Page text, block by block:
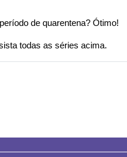
de quarentena? Ótimo!
todas as séries acima.